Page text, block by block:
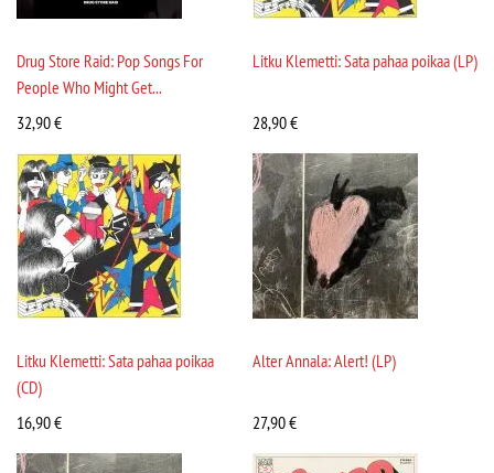
Drug Store Raid: Pop Songs For
People Who Might Get...
32,90€
Litku Klemetti: Sata pahaa poikaa (LP)
28,90€
Litku Klemetti: Sata pahaa poikaa
(CD)
16,90€
Alter Annala: Alert! (LP)
27,90€